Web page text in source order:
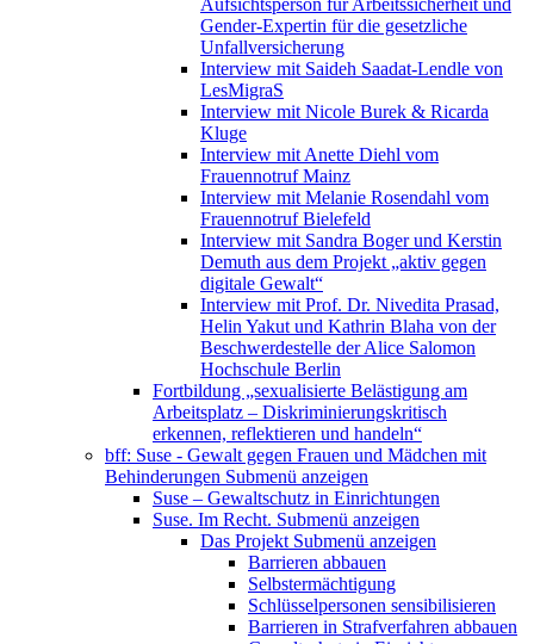
Aufsichtsperson für Arbeitssicherheit und
Gender-Expertin für die gesetzliche
Unfallversicherung
Interview mit Saideh Saadat-Lendle von
LesMigraS
Interview mit Nicole Burek & Ricarda
Kluge
Interview mit Anette Diehl vom
Frauennotruf Mainz
Interview mit Melanie Rosendahl vom
Frauennotruf Bielefeld
Interview mit Sandra Boger und Kerstin
Demuth aus dem Projekt „aktiv gegen
digitale Gewalt“
Interview mit Prof. Dr. Nivedita Prasad,
Helin Yakut und Kathrin Blaha von der
Beschwerdestelle der Alice Salomon
Hochschule Berlin
Fortbildung „sexualisierte Belästigung am
Arbeitsplatz – Diskriminierungskritisch
erkennen, reflektieren und handeln“
bff: Suse - Gewalt gegen Frauen und Mädchen mit
Behinderungen Submenü anzeigen
Suse – Gewaltschutz in Einrichtungen
Suse. Im Recht. Submenü anzeigen
Das Projekt Submenü anzeigen
Barrieren abbauen
Selbstermächtigung
Schlüsselpersonen sensibilisieren
Barrieren in Strafverfahren abbauen